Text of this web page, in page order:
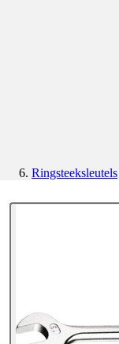
Ringsteeksleutels